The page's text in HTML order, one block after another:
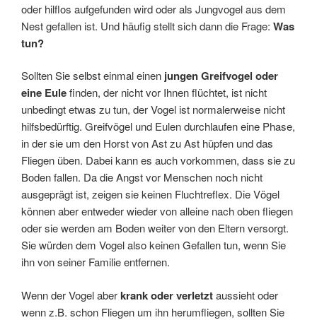
oder hilflos aufgefunden wird oder als Jungvogel aus dem
Nest gefallen ist. Und häufig stellt sich dann die Frage: Was
tun?
Sollten Sie selbst einmal einen jungen Greifvogel oder
eine Eulefinden, der nicht vor Ihnen flüchtet, ist nicht
unbedingt etwas zu tun, der Vogel ist normalerweise nicht
hilfsbedürftig. Greifvögel und Eulen durchlaufen eine Phase,
in der sie um den Horst von Ast zu Ast hüpfen und das
Fliegen üben. Dabei kann es auch vorkommen, dass sie zu
Boden fallen. Da die Angst vor Menschen noch nicht
ausgeprägt ist, zeigen sie keinen Fluchtreflex. Die Vögel
können aber entweder wieder von alleine nach oben fliegen
oder sie werden am Boden weiter von den Eltern versorgt.
Sie würden dem Vogel also keinen Gefallen tun, wenn Sie
ihn von seiner Familie entfernen.
Wenn der Vogel aberkrank oder verletztaussieht oder
wenn z.B. schon Fliegen um ihn herumfliegen, sollten Sie